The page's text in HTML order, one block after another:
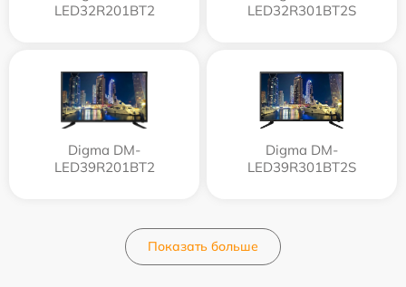
LED32R201BT2
LED32R301BT2S
Digma DM-
LED39R201BT2
Digma DM-
LED39R301BT2S
Показать больше